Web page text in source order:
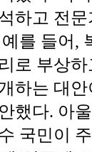
하고 전
예를 들어,
로 부상
하는 대
했다. 아
국민이